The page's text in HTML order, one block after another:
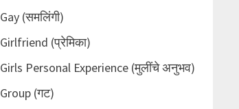
Gay (समलिंगी)
Girlfriend (प्रेमिका)
Girls Personal Experience (मुलींचे अनुभव)
Group (गट)